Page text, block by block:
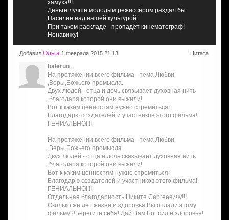
хамуха!!!
Деньги лучше молодым режиссёром раздал бы.
Насилие над нашей культурой.
При таком раскладе - пропадёт кинематограф!
Ненавижу!
Добавил Ольга 1 февраля 2015 21:13 Цитата
balerun,
На протяжении всего фильма - тема Любви
,Веры,Божьего промысла.
Двух людей - отца и дочь связывает духовная нить
,благодаря которой они выжили!
Вот к каким ценностям нужно стремиться!
Благодарю создателей и участников этого фильма!
ГЕНИАЛЬНО!!!!
На протяжении всего фильма - тема Любви
,Веры,Божьего промысла.
Двух людей - отца и дочь связывает духовная нить
,благодаря которой они выжили!
Вот к каким ценностям нужно стремиться!
Благодарю создателей и участников этого фильма!
ГЕНИАЛЬНО!!!!
Отдельная благодарность Никите Сергеевичу!!!
Сколько же лет жизни и здоровья Вы отдали этому
фильму?!Берегите себя! Дай Вам Бог сил и здоровья!